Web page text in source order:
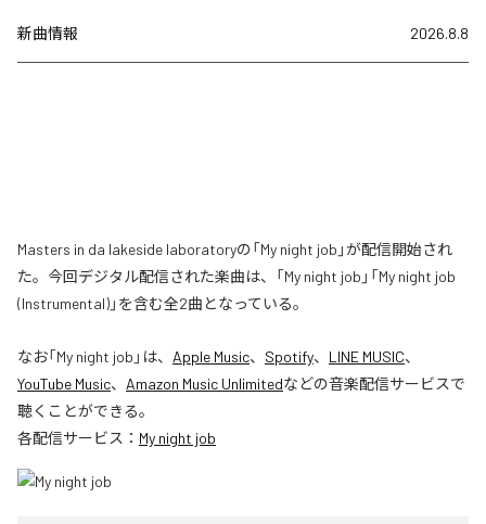
新曲情報 2026.8.8
Masters in da lakeside laboratoryの「My night job」が配信開始され
た。今回デジタル配信された楽曲は、「My night job」「My night job
(Instrumental)」を含む全2曲となっている。
なお「My night job 」は、 Apple Music、 Spotify、 LINE MUSIC、
YouTube Music、 Amazon Music Unlimitedなどの音楽配信サービスで
聴くことができる。
各配信サービス： My night job